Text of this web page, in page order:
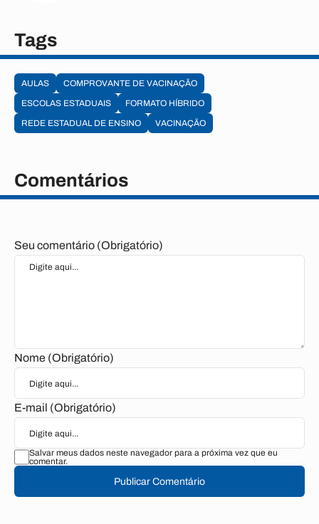
Tags
AULAS
COMPROVANTE DE VACINAÇÃO
ESCOLAS ESTADUAIS
FORMATO HÍBRIDO
REDE ESTADUAL DE ENSINO
VACINAÇÃO
Comentários
Seu comentário (Obrigatório)
Nome (Obrigatório)
E-mail (Obrigatório)
Salvar meus dados neste navegador para a próxima vez que eu
comentar.
Publicar Comentário